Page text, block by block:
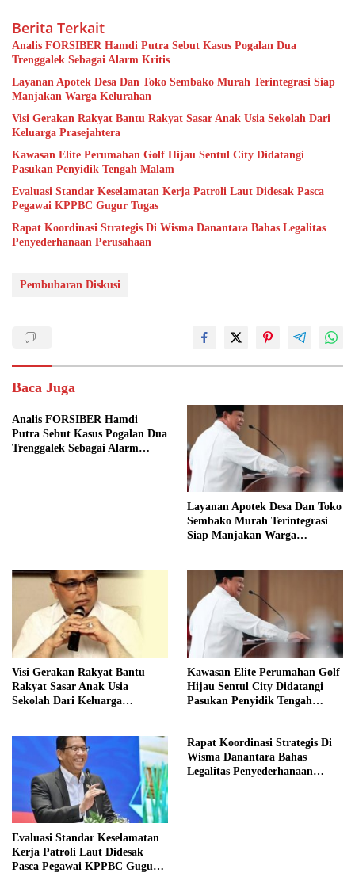
Berita Terkait
Analis FORSIBER Hamdi Putra Sebut Kasus Pogalan Dua
Trenggalek Sebagai Alarm Kritis
Layanan Apotek Desa Dan Toko Sembako Murah Terintegrasi Siap
Manjakan Warga Kelurahan
Visi Gerakan Rakyat Bantu Rakyat Sasar Anak Usia Sekolah Dari
Keluarga Prasejahtera
Kawasan Elite Perumahan Golf Hijau Sentul City Didatangi
Pasukan Penyidik Tengah Malam
Evaluasi Standar Keselamatan Kerja Patroli Laut Didesak Pasca
Pegawai KPPBC Gugur Tugas
Rapat Koordinasi Strategis Di Wisma Danantara Bahas Legalitas
Penyederhanaan Perusahaan
Pembubaran Diskusi
Baca Juga
Analis FORSIBER Hamdi
Putra Sebut Kasus Pogalan Dua
Trenggalek Sebagai Alarm
Layanan Apotek Desa Dan Toko
Sembako Murah Terintegrasi
Siap Manjakan Warga
Visi Gerakan Rakyat Bantu
Rakyat Sasar Anak Usia
Sekolah Dari Keluarga
Kawasan Elite Perumahan Golf
Hijau Sentul City Didatangi
Pasukan Penyidik Tengah
Evaluasi Standar Keselamatan
Kerja Patroli Laut Didesak
Pasca Pegawai KPPBC Gugur
Rapat Koordinasi Strategis Di
Wisma Danantara Bahas
Legalitas Penyederhanaan